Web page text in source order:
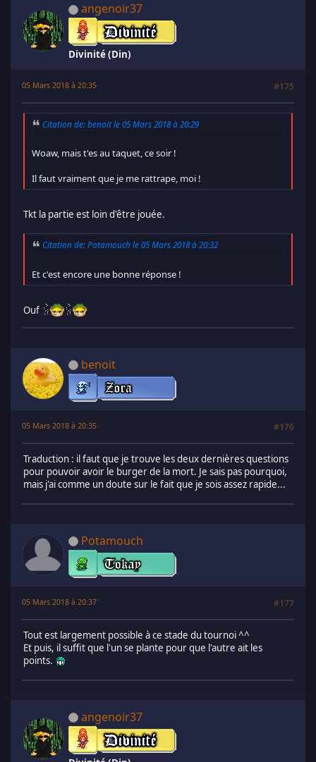
angenoir37
Divinité (Din)
05 Mars 2018 à 20:35 #175
Citation de: benoit le 05 Mars 2018 à 20:29
Woaw, mais t'es au taquet, ce soir !
Il faut vraiment que je me rattrape, moi !
Tkt la partie est loin d'être jouée.
Citation de: Potamouch le 05 Mars 2018 à 20:32
Et c'est encore une bonne réponse !
Ouf
benoit
05 Mars 2018 à 20:35 #176
Traduction : il faut que je trouve les deux dernières questions
pour pouvoir avoir le burger de la mort. Je sais pas pourquoi,
mais j'ai comme un doute sur le fait que je sois assez rapide...
Potamouch
05 Mars 2018 à 20:37 #177
Tout est largement possible à ce stade du tournoi ^^
Et puis, il suffit que l'un se plante pour que l'autre ait les
points.
angenoir37